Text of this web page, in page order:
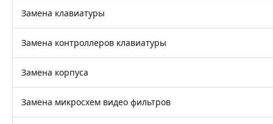
Замена клавиатуры
Замена контроллеров клавиатуры
Замена корпуса
Замена микросхем видео фильтров